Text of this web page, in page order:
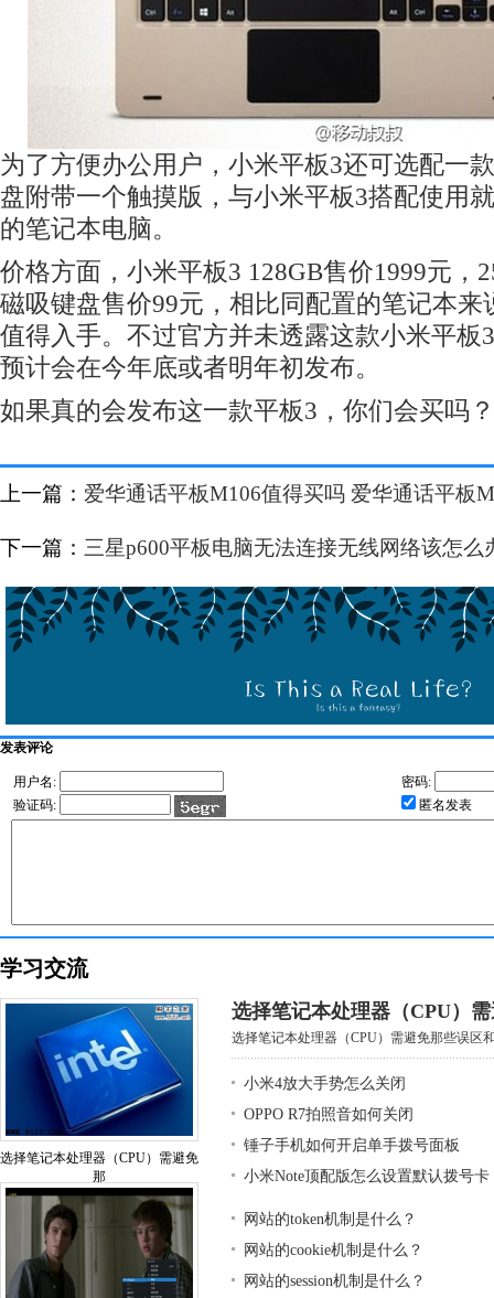
为了方便办公用户，小米平板3还可选配一
盘附带一个触摸版，与小米平板3搭配使用
的笔记本电脑。
价格方面，小米平板3 128GB售价1999元，
磁吸键盘售价99元，相比同配置的笔记本来
值得入手。不过官方并未透露这款小米平板
预计会在今年底或者明年初发布。
如果真的会发布这一款平板3，你们会买吗？
上一篇： 爱华通话平板M106值得买吗 爱华通话平板
下一篇： 三星p600平板电脑无法连接无线网络该怎么
发表评论
用户名:
密码:
验证码:
匿名发表
学习交流
选择笔记本处理器（CPU）需避免
那
选择笔记本处理器（CPU）
选择笔记本处理器（CPU）需避免那些误区
小米4放大手势怎么关闭
OPPO R7拍照音如何关闭
锤子手机如何开启单手拨号面板
小米Note顶配版怎么设置默认拨号卡
网站的token机制是什么？
网站的cookie机制是什么？
网站的session机制是什么？